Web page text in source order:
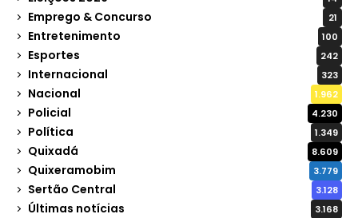
Emprego & Concurso 21
Entretenimento 100
Esportes 242
Internacional 323
Nacional 1.962
Policial 4.230
Política 1.349
Quixadá 8.609
Quixeramobim 3.779
Sertão Central 3.128
Últimas notícias 3.168